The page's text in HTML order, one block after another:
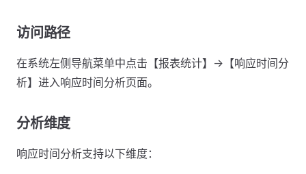
访问路径
在系统左侧导航菜单中点击【报表统计】->【响应时间分
析】进入响应时间分析页面。
分析维度
响应时间分析支持以下维度：